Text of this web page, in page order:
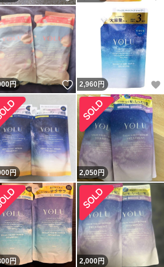
ね！
円 いいね！
2,960 円
ね！
円 2,050円
円 2,000円